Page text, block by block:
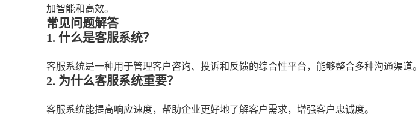
加智能和高效。
常见问题解答
1. 什么是客服系统？
客服系统是一种用于管理客户咨询、投诉和反馈的综合性平台，能够整合多种沟通渠道。
2. 为什么客服系统重要？
客服系统能提高响应速度，帮助企业更好地了解客户需求，增强客户忠诚度。